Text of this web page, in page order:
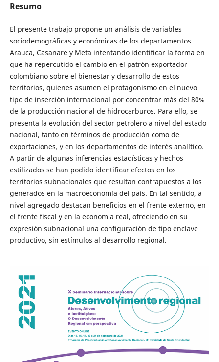
Resumo
El presente trabajo propone un análisis de variables
sociodemográficas y económicas de los departamentos
Arauca, Casanare y Meta intentando identificar la forma en
que ha repercutido el cambio en el patrón exportador
colombiano sobre el bienestar y desarrollo de estos
territorios, quienes asumen el protagonismo en el nuevo
tipo de inserción internacional por concentrar más del 80%
de la producción nacional de hidrocarburos. Para ello, se
presenta la evolución del sector petrolero a nivel del estado
nacional, tanto en términos de producción como de
exportaciones, y en los departamentos de interés analítico.
A partir de algunas inferencias estadísticas y hechos
estilizados se han podido identificar efectos en los
territorios subnacionales que resultan contrapuestos a los
generados en la macroeconomía del país. En tal sentido, a
nivel agregado destacan beneficios en el frente externo, en
el frente fiscal y en la economía real, ofreciendo en su
expresión subnacional una configuración de tipo enclave
productivo, sin estímulos al desarrollo regional.